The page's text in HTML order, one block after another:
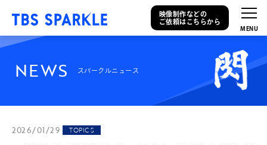
映像制作などの
ご依頼はこちらから
NEWS スパークルニュース
2026/01/29 TOPICS